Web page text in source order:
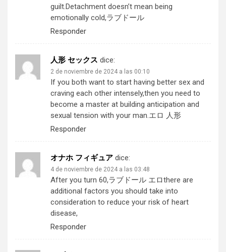
guilt.Detachment doesn’t mean being
emotionally cold,ラブドール
Responder
人形 セックス dice:
2 de noviembre de 2024 a las 00:10
If you both want to start having better sex and
craving each other intensely,then you need to
become a master at building anticipation and
sexual tension with your man.エロ 人形
Responder
オナホ フィギュア dice:
4 de noviembre de 2024 a las 03:48
After you turn 60,ラブドール エロthere are
additional factors you should take into
consideration to reduce your risk of heart
disease,
Responder